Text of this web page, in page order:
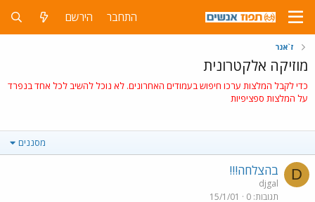
התחבר הירשם
ז`אנר
מוזיקה אלקטרונית
כדי לקבל המלצות ערכו חיפוש בעמודים האחרונים. לא נוכל להשיב לכל אחד בנפרד
על המלצות ספציפיות
מסננים
D בהצלחה!!!
djgal
תגובות 0
15/1/01